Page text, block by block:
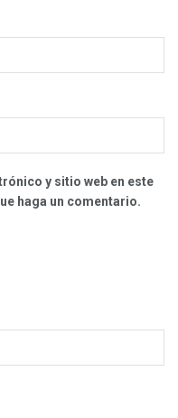
y sitio web en este
haga un comentario.